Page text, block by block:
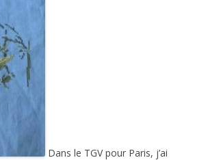
Dans le TGV pour Paris, j’ai